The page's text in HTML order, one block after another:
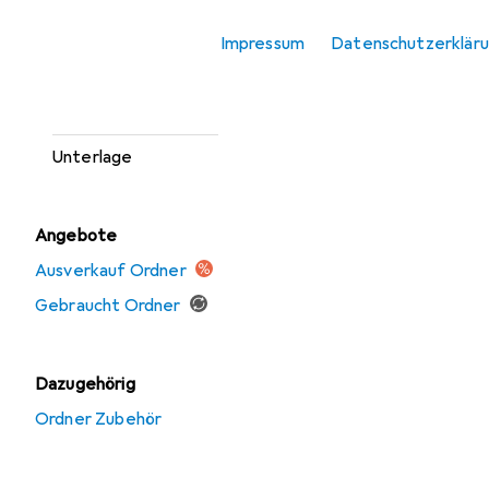
Impressum
Unterlage
Angebote
Ausverkauf Ordner
Gebraucht Ordner
Dazugehörig
Ordner Zubehör